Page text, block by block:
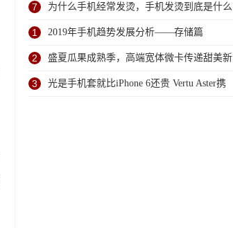
格实惠，过年用很有面子
7 为什么手机经常发烫，手机发烫到底是什么
原因？
1 2019年手机趋势发展分析——存储篇
2 盛夏瓜果成熟季，高端宽体微卡传递甜美新
鲜
3 光是手机套就比iPhone 6还贵 Vertu Aster携